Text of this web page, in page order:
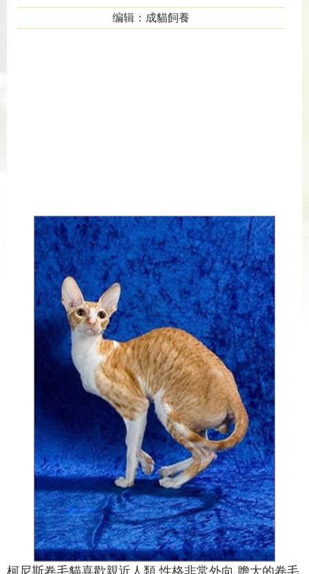
编辑：成貓飼養
柯尼斯卷毛貓喜歡親近人類,性格非常外向,膽大的卷毛